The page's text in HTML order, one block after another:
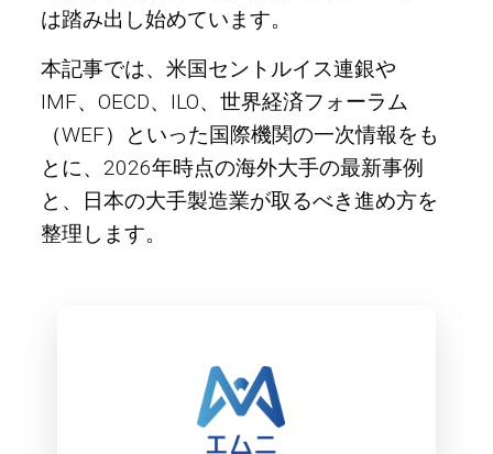
は踏み出し始めています。
本記事では、米国セントルイス連銀や
IMF、OECD、ILO、世界経済フォーラム
（WEF）といった国際機関の一次情報をも
とに、2026年時点の海外大手の最新事例
と、日本の大手製造業が取るべき進め方を
整理します。